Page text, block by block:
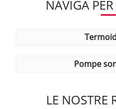
NAVIGA
pompe
LE NOSTRE